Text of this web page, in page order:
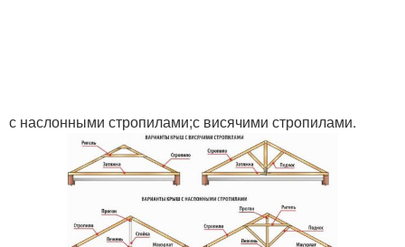
с наслонными стропилами;с висячими стропилами.